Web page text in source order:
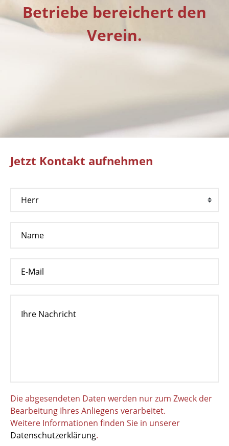
Betriebe bereichert den
Verein.
Jetzt Kontakt aufnehmen
Die abgesendeten Daten werden nur zum Zweck der
Bearbeitung Ihres Anliegens verarbeitet.
Weitere Informationen finden Sie in unserer
Datenschutzerklärung.